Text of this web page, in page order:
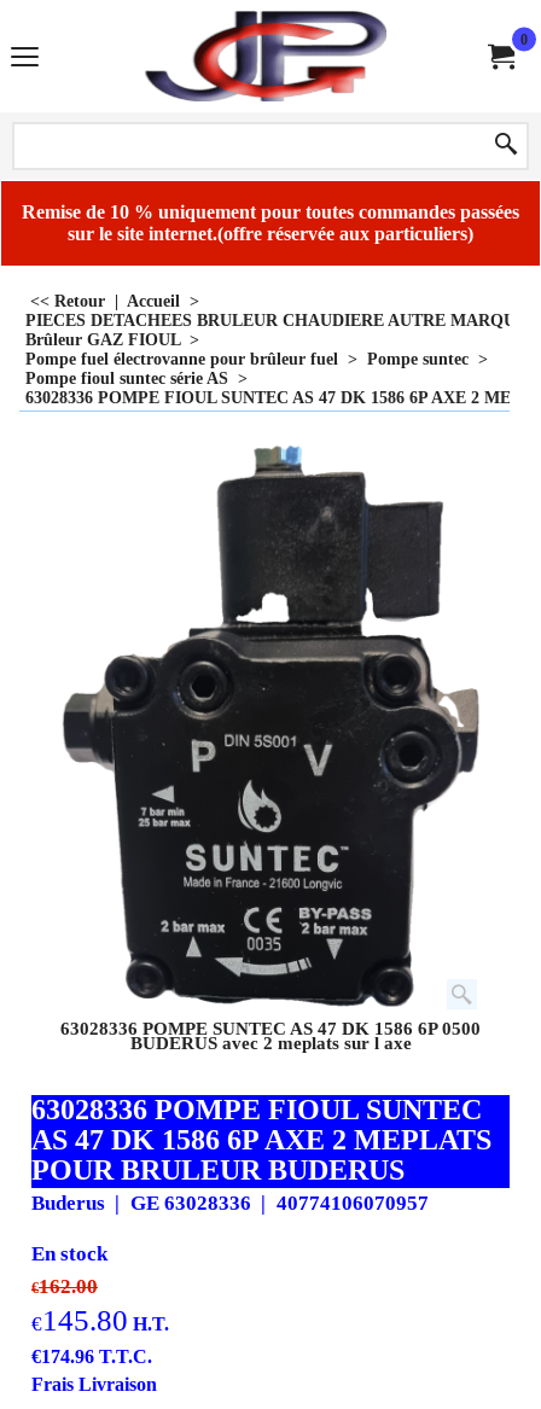
0
Remise de 10 % uniquement pour toutes commandes passées
sur le site internet.(offre réservée aux particuliers)
<< Retour Accueil >
PIECES DETACHEES BRULEUR CHAUDIERE AUTRE MARQUE
Brûleur GAZ FIOUL>
Pompe fuel électrovanne pour brûleur fuel > Pompe suntec >
Pompe fioul suntec série AS >
63028336 POMPE FIOUL SUNTEC AS 47 DK 1586 6P AXE 2
63028336 POMPE SUNTEC AS 47 DK 1586 6P 0500
BUDERUS avec 2 meplats sur l axe
63028336 POMPE FIOUL SUNTEC
AS 47 DK 1586 6P AXE 2 MEPLATS
POUR BRULEUR BUDERUS
Buderus GE 63028336 40774106070957
En stock
€162.00
€145.80 H.T.
€174.96 T.T.C.
Frais Livraison